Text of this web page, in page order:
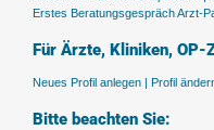
Erstes Beratungsgespräch Arzt-
Für Ärzte, Kliniken, OP-
Neues Profil anlegen | Profil
Bitte beachten Sie: